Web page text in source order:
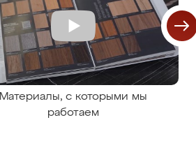
Материалы, с которыми мы
работаем